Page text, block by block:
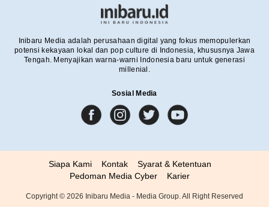
Inibaru Media adalah perusahaan digital yang fokus memopulerkan
potensi kekayaan lokal dan pop culture di Indonesia, khususnya Jawa
Tengah. Menyajikan warna-warni Indonesia baru untuk generasi
millenial.
Sosial Media
Siapa Kami Kontak
Syarat & Ketentuan
Pedoman Media Cyber
Karier
Copyright © 2026 Inibaru Media - Media Group. All Right Reserved